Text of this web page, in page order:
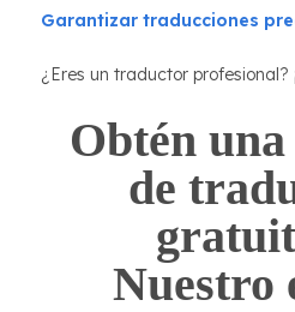
Garantizar traducciones
¿Eres un traductor profesional?
Obtén
de
Nuestro